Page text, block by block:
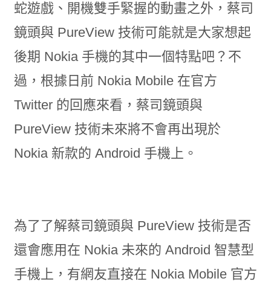
蛇遊戲、開機雙手緊握的動畫之外，蔡司
鏡頭與 PureView 技術可能就是大家想起
後期 Nokia 手機的其中一個特點吧？不
過，根據日前 Nokia Mobile 在官方
Twitter 的回應來看，蔡司鏡頭與
PureView 技術未來將不會再出現於
Nokia 新款的 Android 手機上。
為了了解蔡司鏡頭與 PureView 技術是否
還會應用在 Nokia 未來的 Android 智慧型
手機上，有網友直接在 Nokia Mobile 官方